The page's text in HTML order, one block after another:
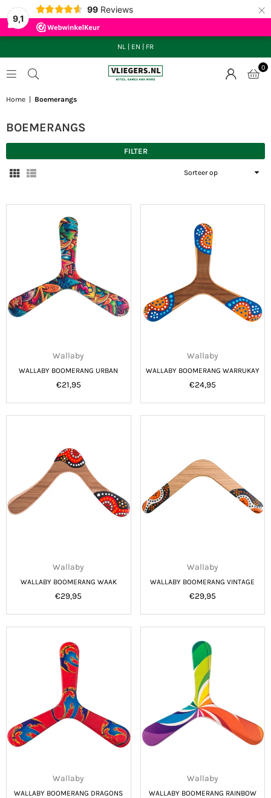
9,1
99 Reviews ×
NL EN FR
0
Home Boemerangs
BOEMERANGS
FILTER
Sorteer
Wallaby
WALLABY BOOMERANG URBAN
Normale
€21,95
Wallaby
WALLABY BOOMERANG WARRUKAY
Normale
€24,95
Wallaby
WALLABY BOOMERANG WAAK
Normale
€29,95
Wallaby
WALLABY BOOMERANG VINTAGE
Normale
€29,95
Wallaby
WALLABY BOOMERANG DRAGONS
Wallaby
WALLABY BOOMERANG RAINBOW